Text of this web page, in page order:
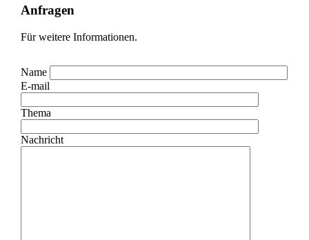
Anfragen
Für weitere Informationen.
Name
E-mail
Thema
Nachricht